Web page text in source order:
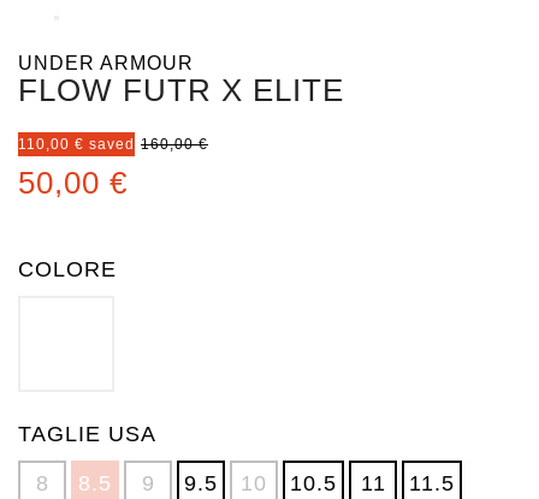
UNDER ARMOUR
FLOW FUTR X ELITE
110,00 € saved 160,00 €
50,00 €
COLORE
TAGLIE USA
8 8.5 9 9.5 10 10.5 11 11.5